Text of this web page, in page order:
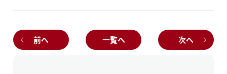
前へ 一覧へ 次へ